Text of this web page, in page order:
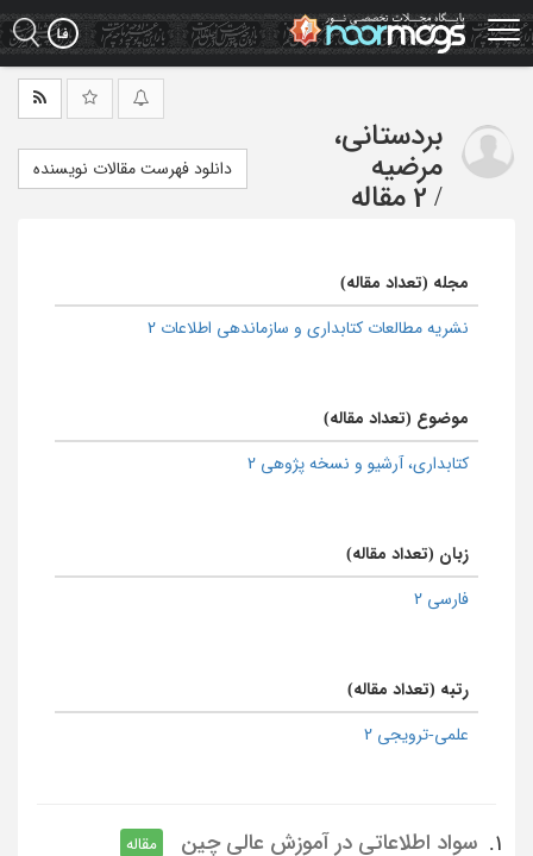
Skip
to
main
بردستانی،
مرضیه
/ 2 مقاله
دانلود فهرست مقالات نویسنده
مجله (تعداد مقاله)
نشریه مطالعات کتابداری و سازماندهی اطلاعات 2
موضوع (تعداد مقاله)
كتابداری، آرشیو و نسخه پژوهی 2
زبان (تعداد مقاله)
فارسی 2
رتبه (تعداد مقاله)
علمی-ترویجی 2
1. سواد اطلاعاتی در آموزش عالی چین
مقاله